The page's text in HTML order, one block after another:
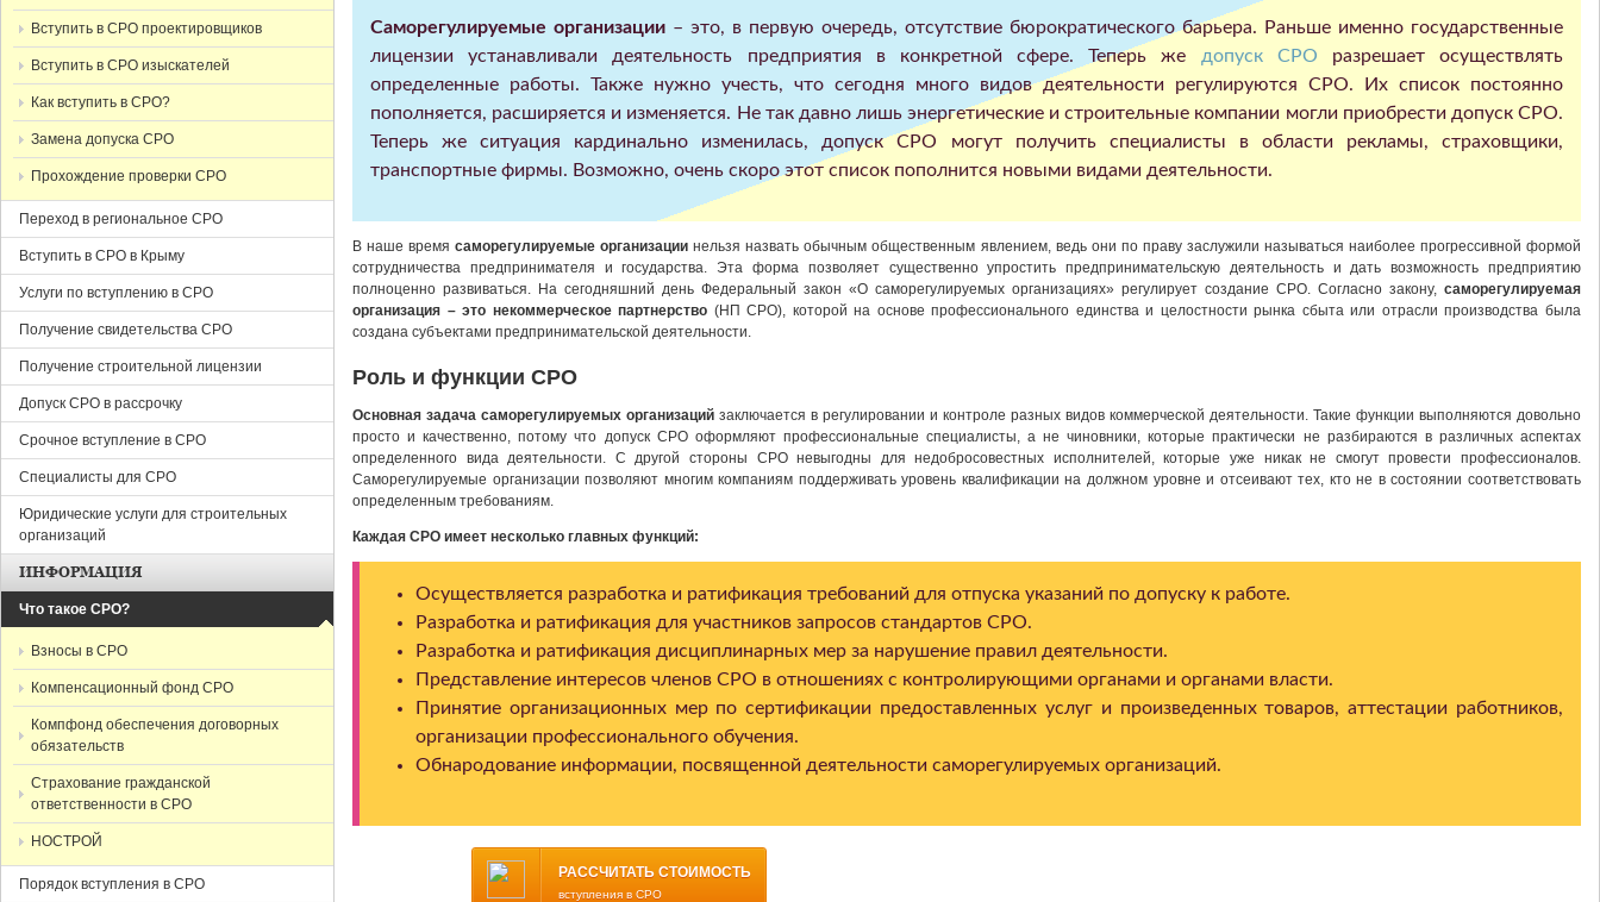
Саморегулируемые организации – это, в первую очередь, отсутствие бюрократического барьера. Раньше именно государственные
лицензии устанавливали деятельность предприятия в конкретной сфере. Теперь же допуск СРО разрешает осуществлять
определенные работы. Также нужно учесть, что сегодня много видов деятельности регулируются СРО. Их список постоянно
пополняется, расширяется и изменяется. Не так давно лишь энергетические и строительные компании могли приобрести допуск СРО.
Теперь же ситуация кардинально изменилась, допуск СРО могут получить специалисты в области рекламы, страховщики,
транспортные фирмы. Возможно, очень скоро этот список пополнится новыми видами деятельности.
В наше времясаморегулируемые организации нельзя назвать обычным общественным явлением, ведь они по праву заслужили называться наиболее прогрессивной формой
сотрудничества предпринимателя и государства. Эта форма позволяет существенно упростить предпринимательскую деятельность и дать возможность предприятию
полноценно развиваться. На сегодняшний день Федеральный закон «О саморегулируемых организациях» регулирует создание СРО. Согласно закону, саморегулируемая
организация – это некоммерческое партнерство (НП СРО), которой на основе профессионального единства и целостности рынка сбыта или отрасли производства была
создана субъектами предпринимательской деятельности.
Роль и функции СРО
Основная задача саморегулируемых организаций заключается в регулировании и контроле разных видов коммерческой деятельности. Такие функции выполняются довольно
просто и качественно, потому что допуск СРО оформляют профессиональные специалисты, а не чиновники, которые практически не разбираются в различных аспектах
определенного вида деятельности. С другой стороны СРО невыгодны для недобросовестных исполнителей, которые уже никак не смогут провести профессионалов.
Саморегулируемые организации позволяют многим компаниям поддерживать уровень квалификации на должном уровне и отсеивают тех, кто не в состоянии соответствовать
определенным требованиям.
Каждая СРО имеет несколько главных функций:
Осуществляется разработка и ратификация требований для отпуска указаний по допуску к работе.
Разработка и ратификация для участников запросов стандартов СРО.
Разработка и ратификация дисциплинарных мер за нарушение правил деятельности.
Представление интересов членов СРО в отношениях с контролирующими органами и органами власти.
Принятие организационных мер по сертификации предоставленных услуг и произведенных товаров, аттестации работников,
организации профессионального обучения.
Обнародование информации, посвященной деятельности саморегулируемых организаций.
РАССЧИТАТЬ СТОИМОСТЬ
вступления в СРО
Вступить в СРО проектировщиков
Вступить в СРО изыскателей
Как вступить в СРО?
Замена допуска СРО
Прохождение проверки СРО
Переход в региональное СРО
Вступить в СРО в Крыму
Услуги по вступлению в СРО
Получение свидетельства СРО
Получение строительной лицензии
Допуск СРО в рассрочку
Срочное вступление в СРО
Специалисты для СРО
Юридические услуги для строительных
организаций
ИНФОРМАЦИЯ
Что такое СРО?
Взносы в СРО
Компенсационный фонд СРО
Компфонд обеспечения договорных
обязательств
Страхование гражданской
ответственности в СРО
НОСТРОЙ
Порядок вступления в СРО